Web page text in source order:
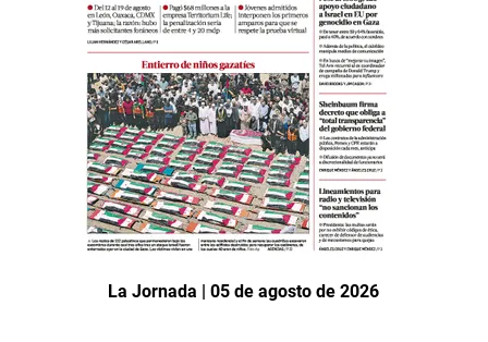
La Jornada | 05 de agosto de 2026